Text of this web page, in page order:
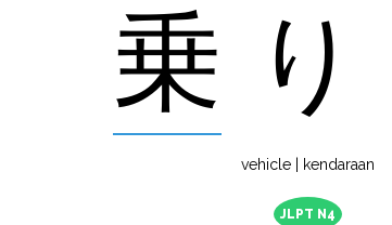
乗 り
vehicle | kendaraan
JLPT N4